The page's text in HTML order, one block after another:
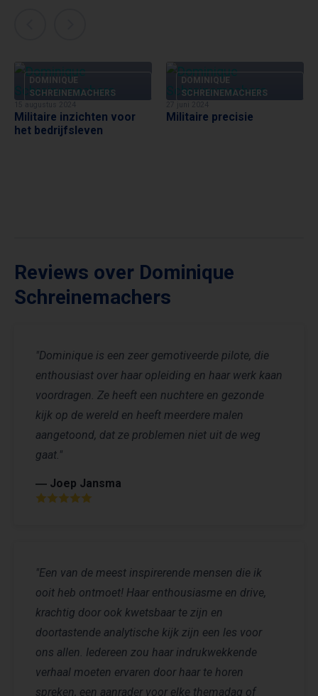
DOMINIQUE
SCHREINEMACHERS
Militaire inzichten voor
het bedrijfsleven
DOMINIQUE
SCHREINEMACHERS
Militaire precisie
Reviews over Dominique
Schreinemachers
"Dominique is een zeer gemotiveerde pilote, die
enthousiast over haar opleiding en haar werk kaan
voordragen. Ze heeft een nuchtere en gezonde
kijk op de wereld en heeft meerdere malen
aangetoond, dat ze problemen niet uit de weg
gaat."
― Joep Jansma
"Een van de meest inspirerende mensen die ik
ooit heb ontmoet! Haar enthousiasme en drive,
krachtig door ook kwetsbaar te zijn en
doortastende analytische kijk zijn een les voor
ons allen. Iedereen zou haar indrukwekkende
verhaal moeten ervaren door haar te horen
spreken, een aanrader voor elke themadag of